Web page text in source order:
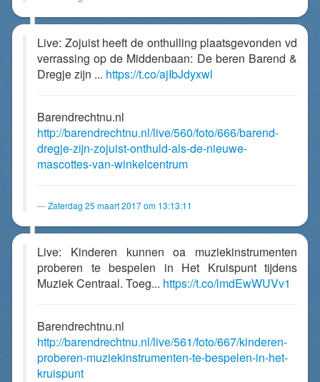
Live: Zojuist heeft de onthulling plaatsgevonden vd
verrassing op de Middenbaan: De beren Barend &
Dregje zijn ... https://t.co/ajIbJdyxwl
Barendrechtnu.nl
http://barendrechtnu.nl/live/560/foto/666/barend-
dregje-zijn-zojuist-onthuld-als-de-nieuwe-
mascottes-van-winkelcentrum
Zaterdag 25 maart 2017 om 13:13:11
Live: Kinderen kunnen oa muziekinstrumenten
proberen te bespelen in Het Kruispunt tijdens
Muziek Centraal. Toeg... https://t.co/lmdEwWUVv1
Barendrechtnu.nl
http://barendrechtnu.nl/live/561/foto/667/kinderen-
proberen-muziekinstrumenten-te-bespelen-in-het-
kruispunt